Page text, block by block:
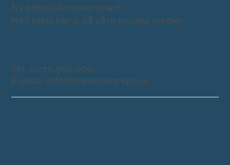
Ny adress kommer snart!
Håll utkik här & på våra sociala medier.
Tel: 0775-555 000
E-post: info@travelconcept.se